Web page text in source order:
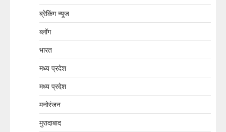
ब्रेकिंग न्यूज
ब्लॉग
भारत
मध्य प्रदेश
मध्य प्रदेश
मनोरंजन
मुरादाबाद